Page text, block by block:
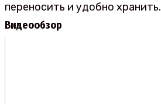
переносить и удобно хранить.
Видеообзор